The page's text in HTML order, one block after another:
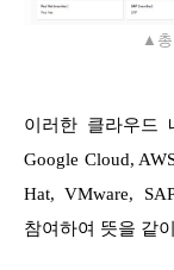
▲총
이러한 클라우드
Google Cloud,
Hat, VMware,
참여하여 뜻을 같